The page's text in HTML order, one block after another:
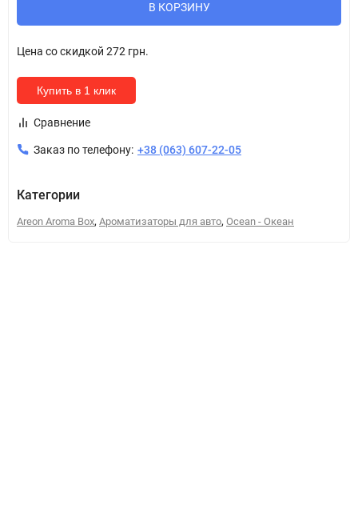
В КОРЗИНУ
Цена со скидкой 272 грн.
Купить в 1 клик
Сравнение
Заказ по телефону: +38 (063) 607-22-05
Категории
Areon Aroma Box, Ароматизаторы для авто, Ocean - Океан